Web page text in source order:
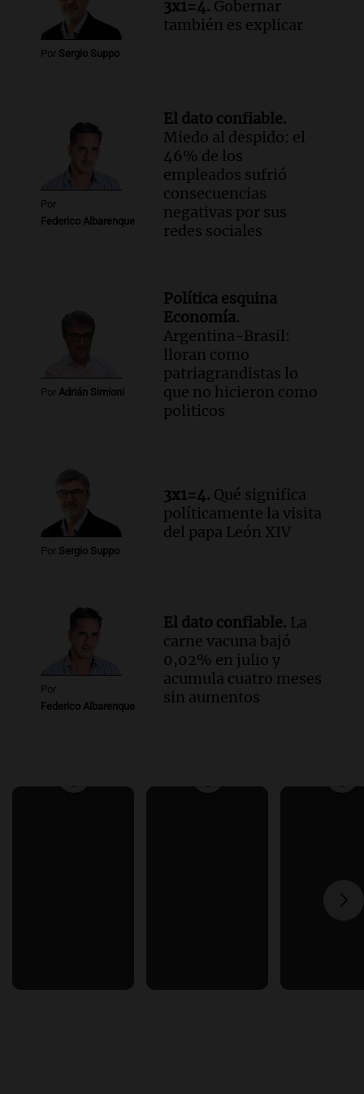
Por Sergio Suppo
3x1=4. Gobernar
también es explicar
Por
Federico Albarenque
El dato confiable.
Miedo al despido: el
46% de los
empleados sufrió
consecuencias
negativas por sus
redes sociales
Por Adrián Simioni
Política esquina
Economía.
Argentina-Brasil:
lloran como
patriagrandistas lo
que no hicieron como
politicos
Por Sergio Suppo
3x1=4. Qué significa
políticamente la visita
del papa León XIV
Por
Federico Albarenque
El dato confiable. La
carne vacuna bajó
0,02% en julio y
acumula cuatro meses
sin aumentos